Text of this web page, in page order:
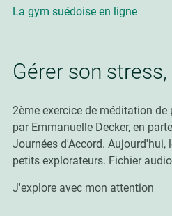
La gym suédoise en ligne
Gérer son
2ème exercice de méditation
par Emmanuelle Decker, en
Journées d'Accord. Aujourd'hui,
petits explorateurs. Fichier
J'explore avec mon attention